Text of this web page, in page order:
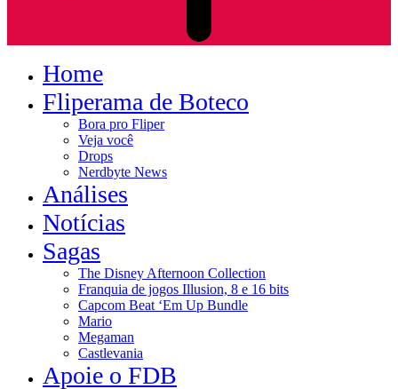
Home
Fliperama de Boteco
Bora pro Fliper
Veja você
Drops
Nerdbyte News
Análises
Notícias
Sagas
The Disney Afternoon Collection
Franquia de jogos Illusion, 8 e 16 bits
Capcom Beat ‘Em Up Bundle
Mario
Megaman
Castlevania
Apoie o FDB